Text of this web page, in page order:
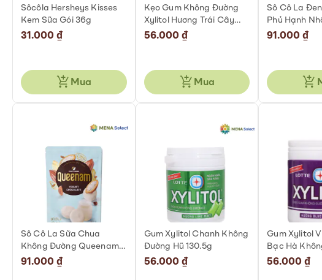
Sôcôla Hersheys Kisses
Kem Sữa Gói 36g
31.000 ₫
Mua
Kẹo Gum Không Đường
Xylitol Hương Trái Cây
Hỗn Hợp Hũ 130,5g
56.000 ₫
Mua
Sô Cô La
Phủ Hạnh
Điều - Mắc
Đường
91.000 ₫
Sô Cô La Sữa Chua
Không Đường Queenam
Túi 75g
91.000 ₫
Gum Xylitol Chanh Không
Đường Hũ 130.5g
56.000 ₫
Gum Xylitol
Bạc Hà
130.5g
56.000 ₫